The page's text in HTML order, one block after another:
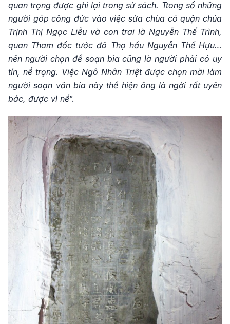
quan trọng được ghi lại trong sử sách. Ttong số những
người góp công đức vào việc sửa chùa có quận chúa
Trịnh Thị Ngọc Liễu và con trai là Nguyễn Thế Trình,
quan Tham đốc tước đô Thọ hầu Nguyễn Thế Hựu…
nên người chọn để soạn bia cũng là người phải có uy
tín, nể trọng. Việc Ngô Nhân Triệt được chọn mời làm
người soạn văn bia này thể hiện ông là ngời rất uyên
bác, được vì nể”.